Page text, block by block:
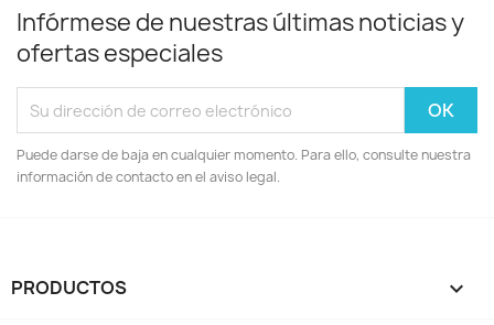
Infórmese de nuestras últimas noticias y
ofertas especiales
Puede darse de baja en cualquier momento. Para ello, consulte nuestra
información de contacto en el aviso legal.
PRODUCTOS 